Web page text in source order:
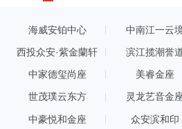
海威安铂中心 中南江一云
西投众安·紫金蘭轩 滨江揽潮誉
中家德玺尚座 美睿金座
世茂璞云东方 灵龙艺音金
中豪悦和金座 众安滨和印